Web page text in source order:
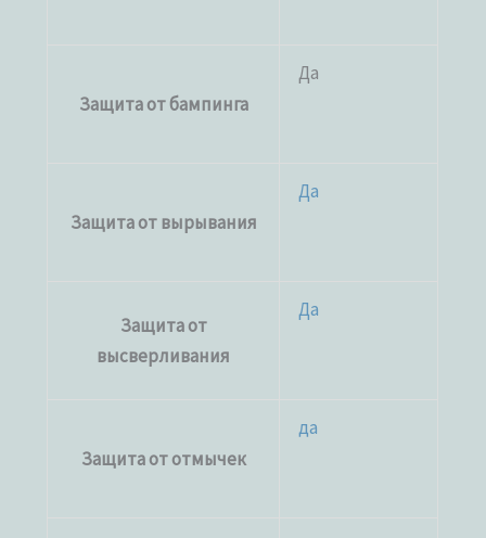
Защита от бампинга
Да
Защита от вырывания
Да
Защита от
высверливания
Да
Защита от отмычек
да